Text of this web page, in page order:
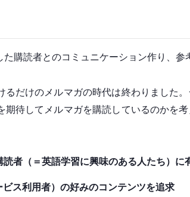
購読者とのコミュニケーション作り、参
だけのメルマガの時代は終わりました
期待してメルマガを購読しているのかを
者（＝英語学習に興味のある人たち）に
ス利用者）の好みのコンテンツを追求